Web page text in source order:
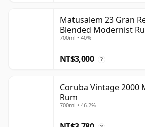
Matusalem 23 Gran
Blended Modernist
700ml • 40%
NT$3,000 ?
Coruba Vintage 2000
Rum
700ml • 46.2%